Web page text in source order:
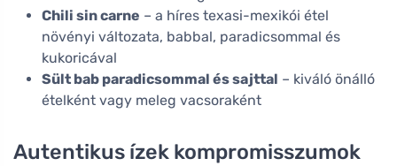
Chili sin carne – a híres texasi-mexikói étel
növényi változata, babbal, paradicsommal és
kukoricával
Sült bab paradicsommal és sajttal – kiváló önálló
ételként vagy meleg vacsoraként
Autentikus ízek kompromisszumok